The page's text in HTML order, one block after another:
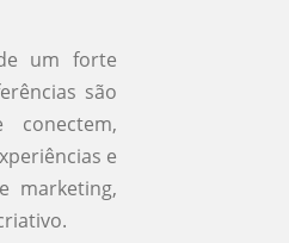
um forte
são
e
marketing,